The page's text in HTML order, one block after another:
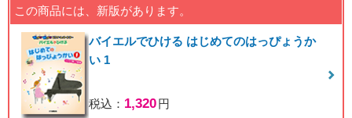
この商品には、新版があります。
バイエルでひける はじめてのはっぴょうか
い 1
税込： 1,320円